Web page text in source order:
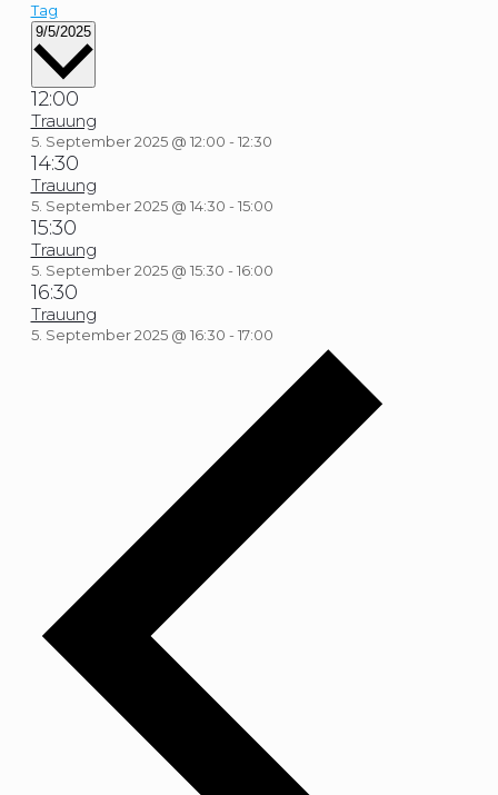
Tag
9/5/2025 Datum
12:00
Trauung
5. September 2025 @ 12:00 -12:30
14:30
Trauung
5. September 2025 @ 14:30 -15:00
15:30
Trauung
5. September 2025 @ 15:30 -16:00
16:30
Trauung
5. September 2025 @ 16:30 -17:00